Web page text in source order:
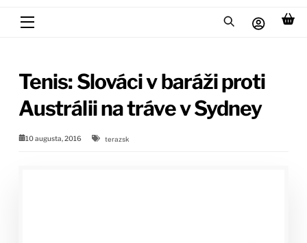
Menu
Tenis: Slováci v baráži proti
Austrálii na tráve v Sydney
10 augusta, 2016 terazsk